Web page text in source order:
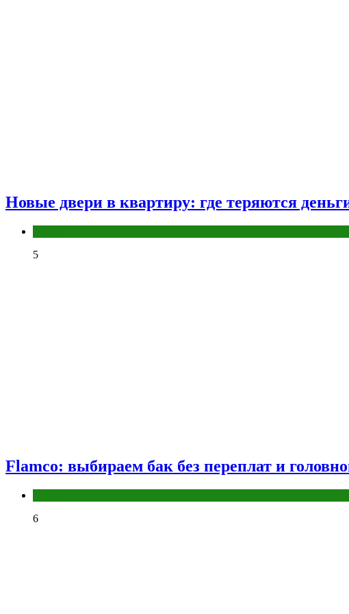
Новые двери в квартиру: где теряются
5
Flamco: выбираем бак без переплат и
6